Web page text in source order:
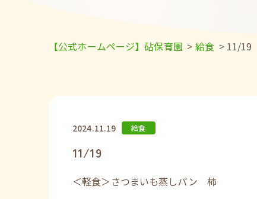
【公式ホームページ】砧保育園 > 給食 > 11/19
2024.11.19 給食
11/19
＜軽食＞さつまいも蒸しパン 柿